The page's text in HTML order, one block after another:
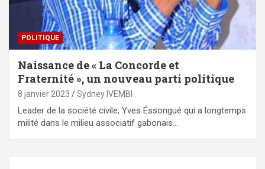
POLITIQUE
Naissance de « La Concorde et
Fraternité », un nouveau parti politique
8 janvier 2023 Sydney IVEMBI
Leader de la société civile, Yves Éssongué qui a longtemps
milité dans le milieu associatif gabonais…